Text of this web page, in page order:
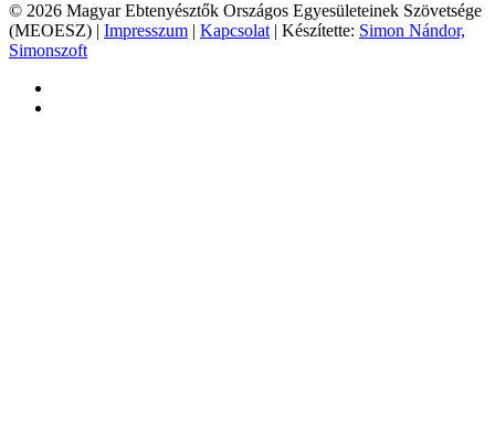
© 2026 Magyar Ebtenyésztők Országos Egyesületeinek Szövetsége
(MEOESZ) | Impresszum | Kapcsolat | Készítette: Simon Nándor,
Simonszoft